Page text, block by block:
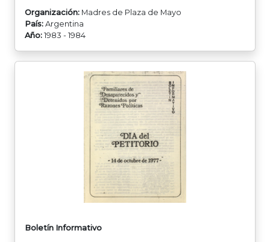
Organización: Madres de Plaza de Mayo
País: Argentina
Año: 1983 - 1984
Boletín Informativo